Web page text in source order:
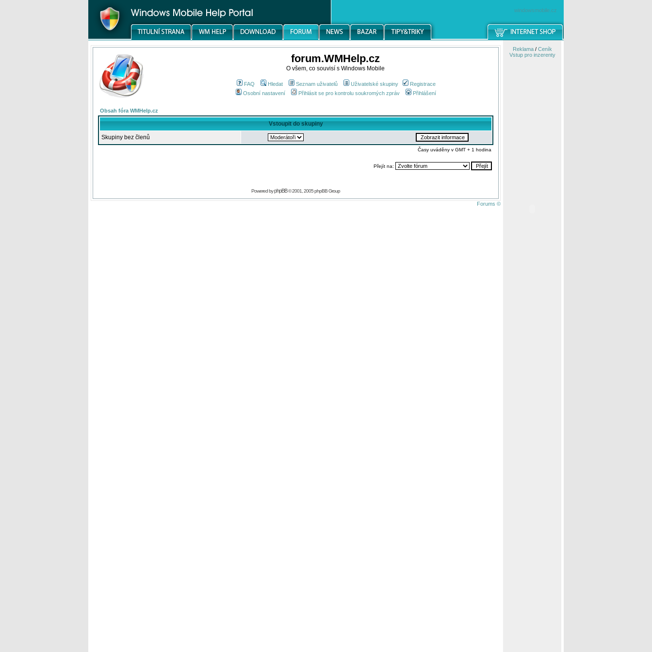
windowsmobile.cz
forum.WMHelp.cz
O všem, co souvisí s Windows Mobile
FAQ Hledat Seznam uživatelů Uživatelské skupiny
Registrace
Osobní nastavení
Přihlásit se pro kontrolu soukromých zpráv Přihlášení
Obsah fóra WMHelp.cz
Vstoupit do skupiny
Skupiny bez členů
Časy uváděny v GMT + 1 hodina
Přejít na:
Powered byphpBB© 2001, 2005 phpBB Group
Forums ©
Reklama/ Ceník
Vstup pro inzerenty